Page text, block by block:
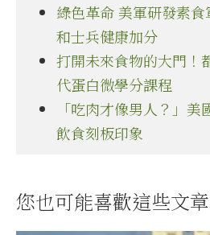
綠色革命 美軍研發素
和士兵健康加分
打開未來食物的大門！
代蛋白微學分課程
「吃肉才像男人？」
飲食刻板印象
您也可能喜歡這些文章